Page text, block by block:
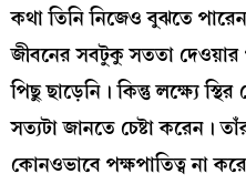
কথা তিনি নিজেও বুঝতে
জীবনের সবটুকু সততা দেওয়ার
পিছু ছাড়েনি। কিন্তু লক্ষ্যে
সত্যটা জানতে চেষ্টা করেন।
কোনওভাবে পক্ষপাতিত্ব না